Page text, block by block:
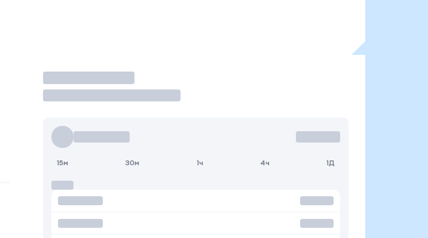
Торговать
15м 30м 1ч 4ч 1Д